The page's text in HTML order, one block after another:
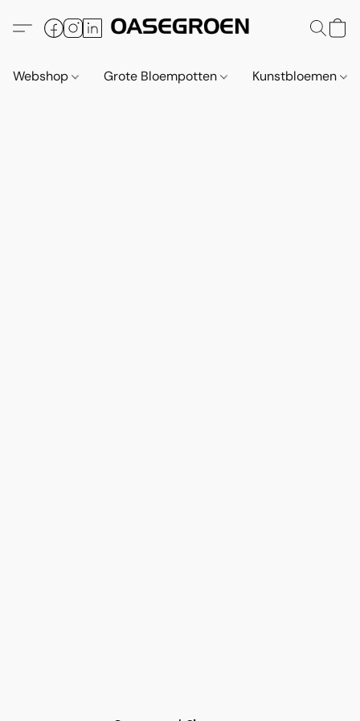
Webshop Grote Bloempotten Kunstbloemen